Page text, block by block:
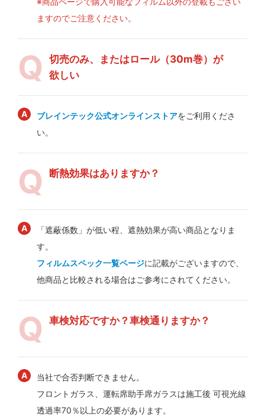
ますのでご注意ください。
切売のみ、またはロール（30m巻）が
欲しい
ブレインテック公式オンラインストアをご利用くださ
い。
断熱効果はありますか？
「遮蔽係数」が低い程、遮熱効果が高い商品となりま
す。
フィルムスペック一覧ページに記載がございますので、
他商品と比較される場合はご参考にされてください。
車検対応ですか？車検通りますか？
当社で合否判断できません。
フロントガラス、運転席助手席ガラスは施工後 可視光線
透過率70％以上の必要があります。